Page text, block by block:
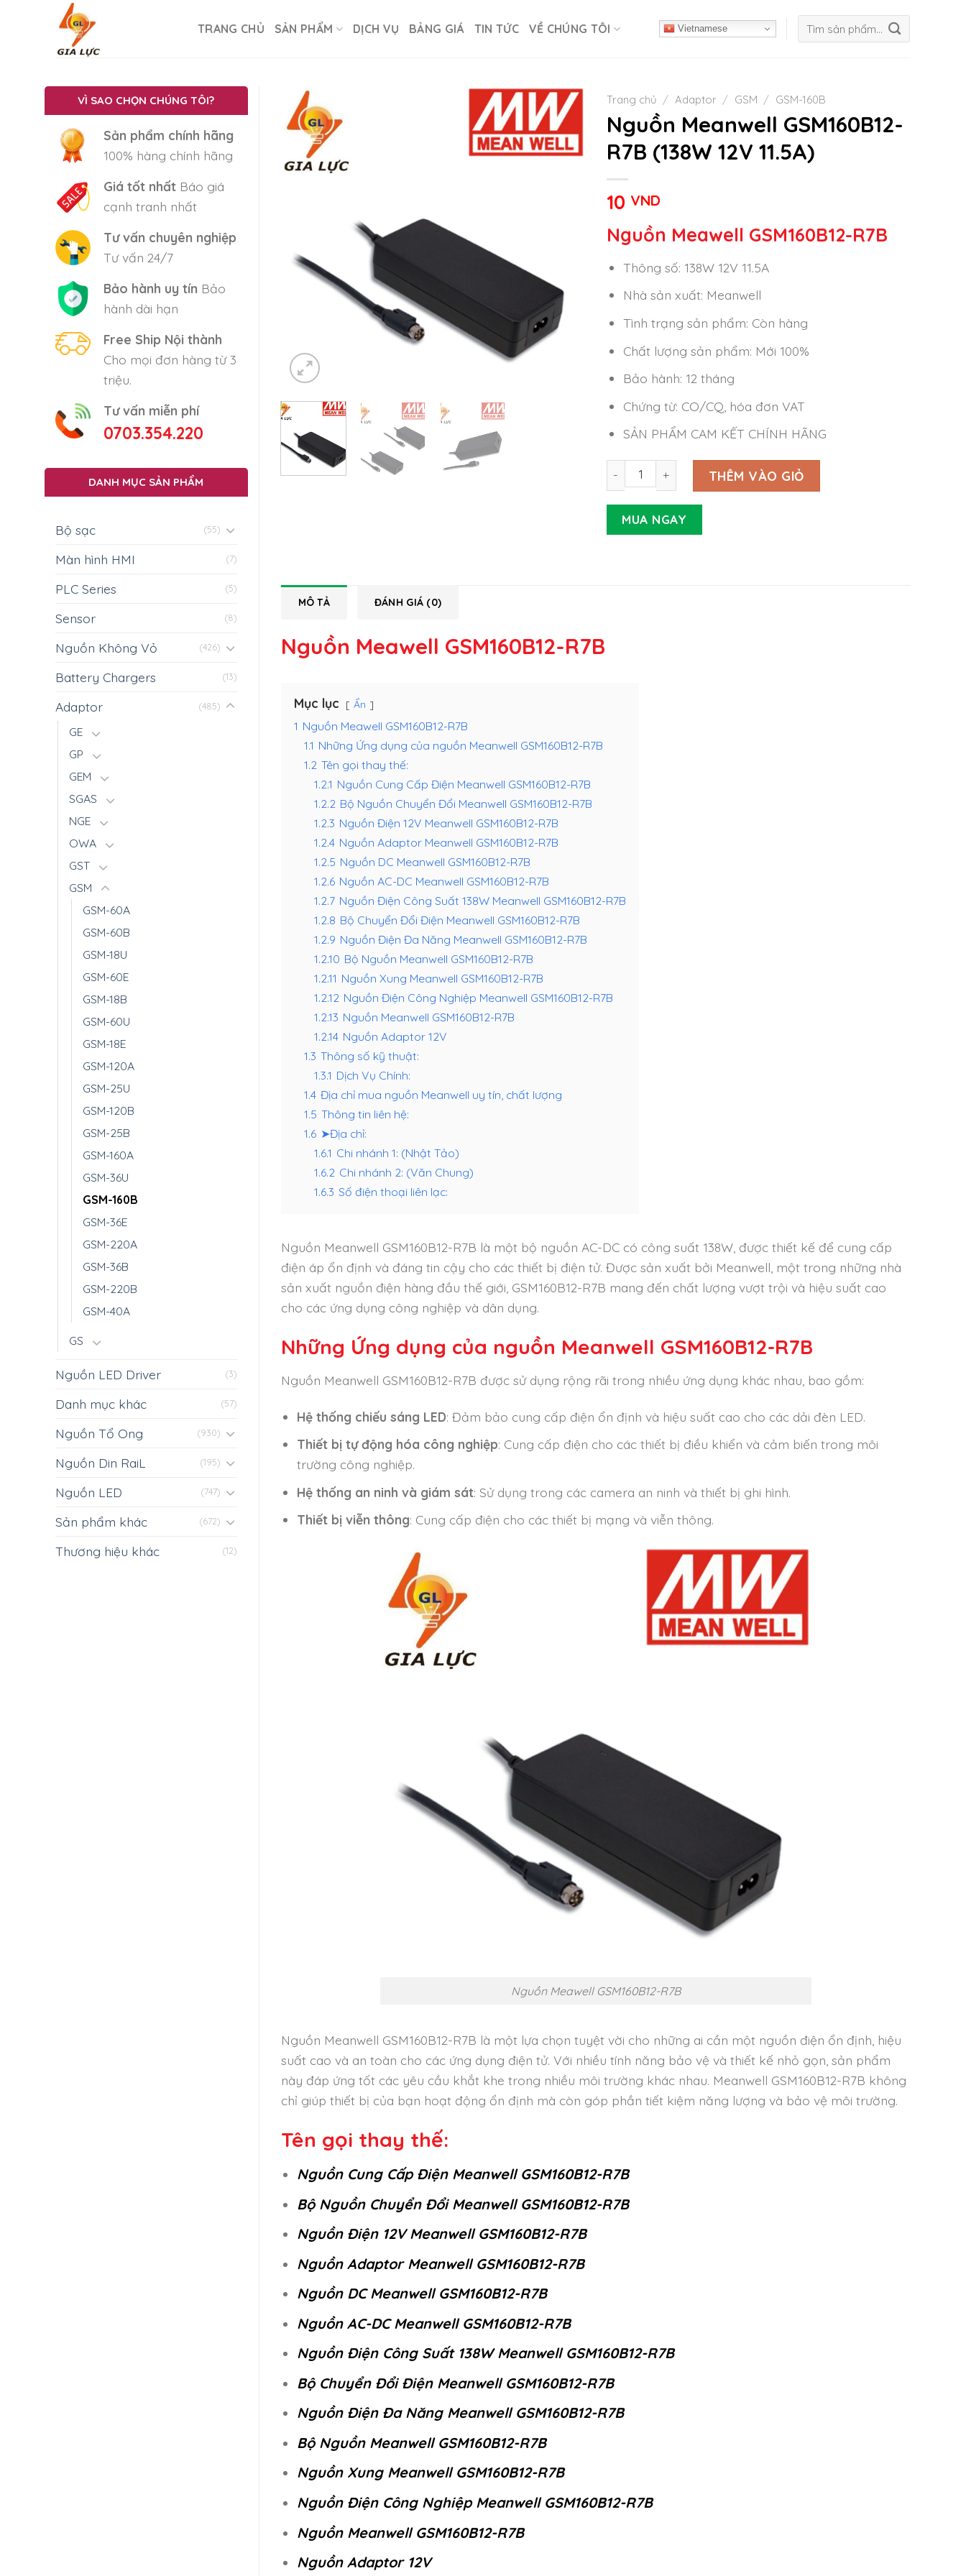
TRANG CHỦ SẢN PHẨM DỊCH VỤ BẢNG GIÁ TIN TỨC VỀ CHÚNG TÔI Vietnamese
kiếm:
VÌ SAO CHỌN CHÚNG TÔI?
Sản phẩm chính hãng
100% hàng chính hãng
Giá tốt nhấtBáo giá
cạnh tranh nhất
Tư vấn chuyên nghiệp
Tư vấn 24/7
Bảo hành uy tín Bảo
hành dài hạn
Free Ship Nội thành
Cho mọi đơn hàng từ 3
triệu.
Tư vấn miễn phí
0703.354.220
DANH MỤC SẢN PHẨM
Bộ sạc (55)
Màn hình HMI (7)
PLC Series (5)
Sensor (8)
Nguồn Không Vỏ (426)
Battery Chargers (13)
Adaptor (485)
GE
GP
GEM
SGAS
NGE
OWA
GST
GSM
GSM-60A
GSM-60B
GSM-18U
GSM-60E
GSM-18B
GSM-60U
GSM-18E
GSM-120A
GSM-25U
GSM-120B
GSM-25B
GSM-160A
GSM-36U
GSM-160B
GSM-36E
GSM-220A
GSM-36B
GSM-220B
GSM-40A
GS
Nguồn LED Driver (3)
Danh mục khác (57)
Nguồn Tổ Ong (930)
Nguồn Din RaiL (195)
Nguồn LED (747)
Sản phẩm khác (672)
Thương hiệu khác (12)
Trang chủ / Adaptor / GSM / GSM-160B
Nguồn Meanwell GSM160B12-
R7B (138W 12V 11.5A)
10 VND
Nguồn Meawell GSM160B12-R7B
Thông số: 138W 12V 11.5A
Nhà sản xuất: Meanwell
Tình trạng sản phẩm: Còn hàng
Chất lượng sản phẩm: Mới 100%
Bảo hành: 12 tháng
Chứng từ: CO/CQ, hóa đơn VAT
SẢN PHẨM CAM KẾT CHÍNH HÃNG
Nguồn Meanwell GSM160B12-R7B (138W 12V 11.5A) số lượng
THÊM VÀO GIỎ
MUA NGAY
MÔ TẢ ĐÁNH GIÁ (0)
Nguồn Meawell GSM160B12-R7B
Mục lục Ẩn
1 Nguồn Meawell GSM160B12-R7B
1.1 Những Ứng dụng của nguồn Meanwell GSM160B12-R7B
1.2 Tên gọi thay thế:
1.2.1 Nguồn Cung Cấp Điện Meanwell GSM160B12-R7B
1.2.2 Bộ Nguồn Chuyển Đổi Meanwell GSM160B12-R7B
1.2.3 Nguồn Điện 12V Meanwell GSM160B12-R7B
1.2.4 Nguồn Adaptor Meanwell GSM160B12-R7B
1.2.5 Nguồn DC Meanwell GSM160B12-R7B
1.2.6 Nguồn AC-DC Meanwell GSM160B12-R7B
1.2.7 Nguồn Điện Công Suất 138W Meanwell GSM160B12-R7B
1.2.8 Bộ Chuyển Đổi Điện Meanwell GSM160B12-R7B
1.2.9 Nguồn Điện Đa Năng Meanwell GSM160B12-R7B
1.2.10 Bộ Nguồn Meanwell GSM160B12-R7B
1.2.11 Nguồn Xung Meanwell GSM160B12-R7B
1.2.12 Nguồn Điện Công Nghiệp Meanwell GSM160B12-R7B
1.2.13 Nguồn Meanwell GSM160B12-R7B
1.2.14 Nguồn Adaptor 12V
1.3 Thông số kỹ thuật:
1.3.1 Dịch Vụ Chính:
1.4 Địa chỉ mua nguồn Meanwell uy tín, chất lượng
1.5 Thông tin liên hệ:
1.6 ➤Địa chỉ:
1.6.1 Chi nhánh 1: (Nhật Tảo)
1.6.2 Chi nhánh 2: (Văn Chung)
1.6.3 Số điện thoại liên lạc:
Nguồn Meanwell GSM160B12-R7B là một bộ nguồn AC-DC có công suất 138W, được thiết kế để cung cấp
điện áp ổn định và đáng tin cậy cho các thiết bị điện tử. Được sản xuất bởi Meanwell, một trong những nhà
sản xuất nguồn điện hàng đầu thế giới, GSM160B12-R7B mang đến chất lượng vượt trội và hiệu suất cao
cho các ứng dụng công nghiệp và dân dụng.
Những Ứng dụng của nguồn Meanwell GSM160B12-R7B
Nguồn Meanwell GSM160B12-R7B được sử dụng rộng rãi trong nhiều ứng dụng khác nhau, bao gồm:
Hệ thống chiếu sáng LED: Đảm bảo cung cấp điện ổn định và hiệu suất cao cho các dải đèn LED.
Thiết bị tự động hóa công nghiệp: Cung cấp điện cho các thiết bị điều khiển và cảm biến trong môi
trường công nghiệp.
Hệ thống an ninh và giám sát: Sử dụng trong các camera an ninh và thiết bị ghi hình.
Thiết bị viễn thông: Cung cấp điện cho các thiết bị mạng và viễn thông.
Nguồn Meawell GSM160B12-R7B
Nguồn Meanwell GSM160B12-R7B là một lựa chọn tuyệt vời cho những ai cần một nguồn điện ổn định, hiệu
suất cao và an toàn cho các ứng dụng điện tử. Với nhiều tính năng bảo vệ và thiết kế nhỏ gọn, sản phẩm
này đáp ứng tốt các yêu cầu khắt khe trong nhiều môi trường khác nhau. Meanwell GSM160B12-R7B không
chỉ giúp thiết bị của bạn hoạt động ổn định mà còn góp phần tiết kiệm năng lượng và bảo vệ môi trường.
Tên gọi thay thế:
Nguồn Cung Cấp Điện Meanwell GSM160B12-R7B
Bộ Nguồn Chuyển Đổi Meanwell GSM160B12-R7B
Nguồn Điện 12V Meanwell GSM160B12-R7B
Nguồn Adaptor Meanwell GSM160B12-R7B
Nguồn DC Meanwell GSM160B12-R7B
Nguồn AC-DC Meanwell GSM160B12-R7B
Nguồn Điện Công Suất 138W Meanwell GSM160B12-R7B
Bộ Chuyển Đổi Điện Meanwell GSM160B12-R7B
Nguồn Điện Đa Năng Meanwell GSM160B12-R7B
Bộ Nguồn Meanwell GSM160B12-R7B
Nguồn Xung Meanwell GSM160B12-R7B
Nguồn Điện Công Nghiệp Meanwell GSM160B12-R7B
Nguồn Meanwell GSM160B12-R7B
Nguồn Adaptor 12V